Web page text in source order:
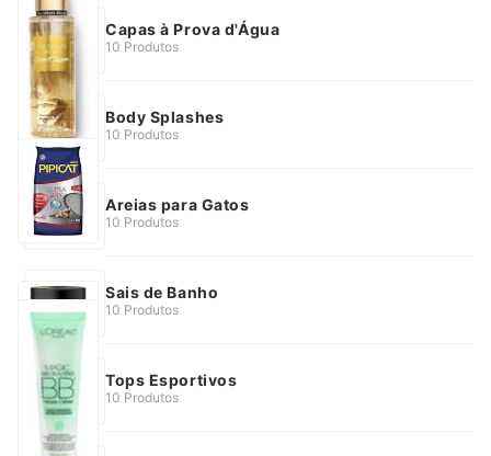
Capas à Prova d'Água
10 Produtos
Body Splashes
10 Produtos
Areias para Gatos
10 Produtos
Sais de Banho
10 Produtos
Tops Esportivos
10 Produtos